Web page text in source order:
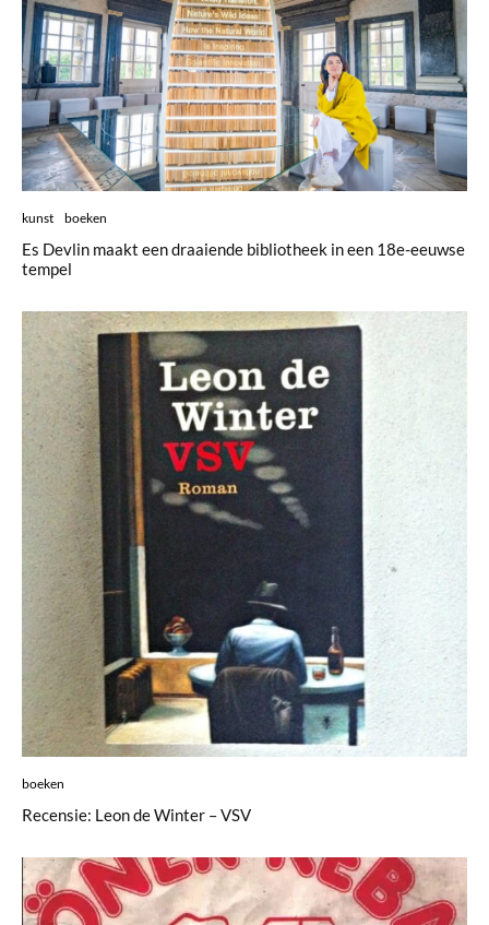
kunst boeken
Es Devlin maakt een draaiende bibliotheek in een 18e-eeuwse
tempel
boeken
Recensie: Leon de Winter – VSV